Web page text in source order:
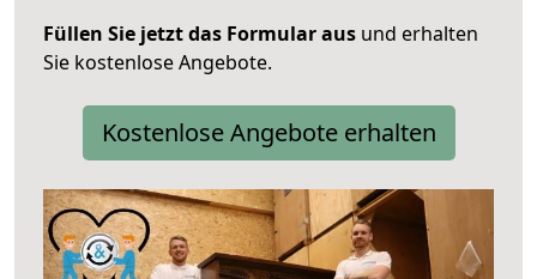
Füllen Sie jetzt das Formular aus und erhalten
Sie kostenlose Angebote.
Kostenlose Angebote erhalten